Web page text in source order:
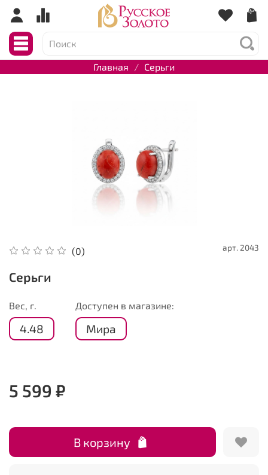
Главная Серьги
(0) арт. 2043
Серьги
Вес, г.
4.48
Доступен в магазине:
Мира
5 599 ₽
В корзину